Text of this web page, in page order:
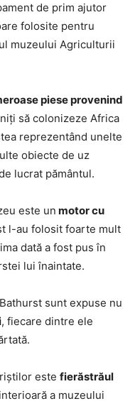
de prim ajutor
folosite pentru
muzeului Agriculturii
piese provenind
să colonizeze Africa
reprezentând unelte
obiecte de uz
lucrat pământul.
este un motor cu
l-au folosit foarte mult
dată a fost pus în
lui înaintate.
sunt expuse nu
, fiecare dintre ele
este fierăstrăul
a muzeului